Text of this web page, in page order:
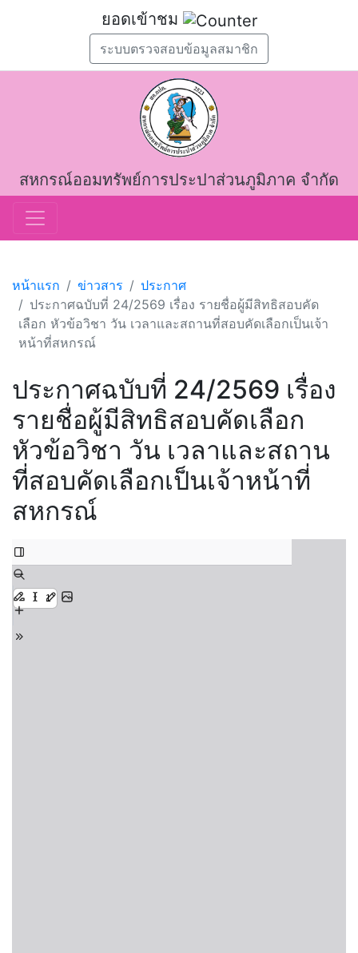
ยอดเข้าชม
ระบบตรวจสอบข้อมูลสมาชิก
สหกรณ์ออมทรัพย์การประปาส่วนภูมิภาค จำกัด
หน้าแรก ข่าวสาร
ประกาศ
ประกาศฉบับที่ 24/2569 เรื่อง รายชื่อผู้มีสิทธิสอบคัด
เลือก หัวข้อวิชา วัน เวลาและสถานที่สอบคัดเลือกเป็นเจ้า
หน้าที่สหกรณ์
ประกาศฉบับที่ 24/2569 เรื่อง
รายชื่อผู้มีสิทธิสอบคัดเลือก
หัวข้อวิชา วัน เวลาและสถาน
ที่สอบคัดเลือกเป็นเจ้าหน้าที่
สหกรณ์